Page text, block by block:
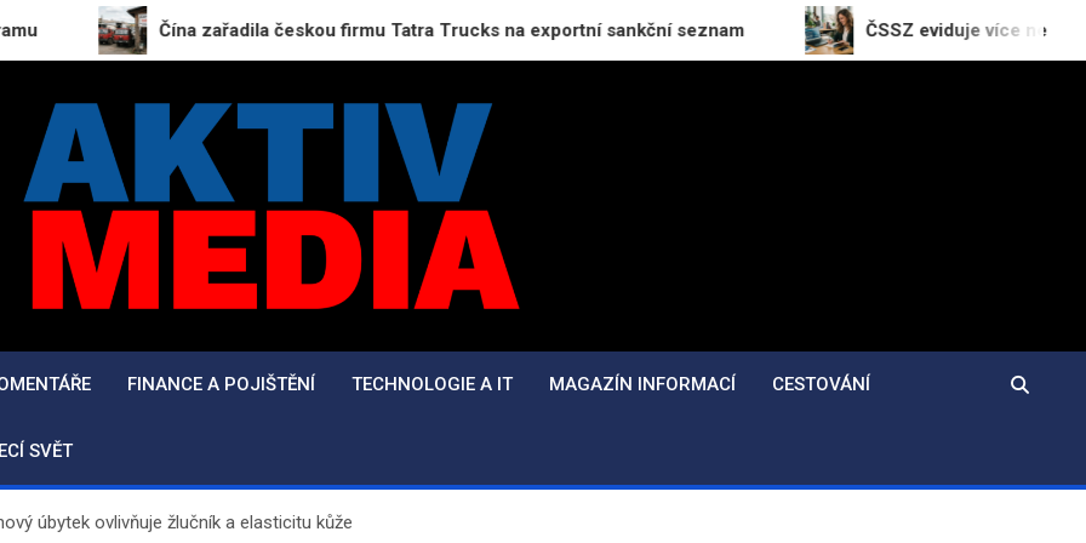
Čína zařadila českou firmu Tatra Trucks na exportní sankční seznam ČSSZ eviduje více než 1,17 milionu
AktivMedia.cz
FINANCE A POJIŠTĚNÍ TECHNOLOGIE A IT MAGAZÍN INFORMACÍ CESTOVÁNÍ
SVĚT
úbytek ovlivňuje žlučník a elasticitu kůže